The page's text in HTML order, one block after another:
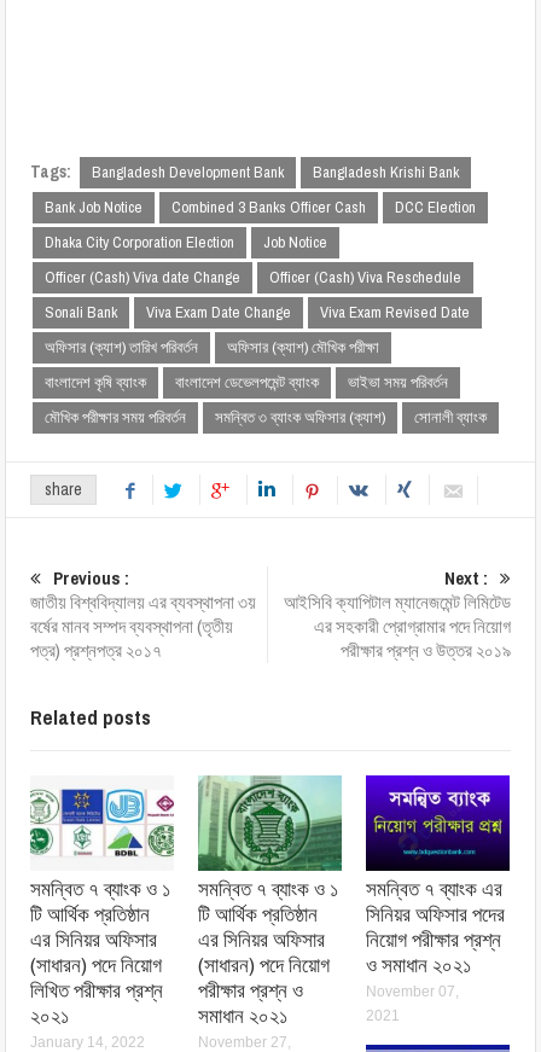
Tags: Bangladesh Development Bank
Bangladesh Krishi Bank
Bank Job Notice
Combined 3 Banks Officer Cash
DCC Election
Dhaka City Corporation Election
Job Notice
Officer (Cash) Viva date Change
Officer (Cash) Viva Reschedule
Sonali Bank
Viva Exam Date Change
Viva Exam Revised Date
অফিসার (ক্যাশ) তারিখ পরিবর্তন
অফিসার (ক্যাশ) মৌখিক পরীক্ষা
বাংলাদেশ কৃষি ব্যাংক
বাংলাদেশ ডেভেলপমেন্ট ব্যাংক
ভাইভা সময় পরিবর্তন
মৌখিক পরীক্ষার সময় পরিবর্তন
সমন্বিত ৩ ব্যাংক অফিসার (ক্যাশ) সোনালী ব্যাংক
share
Previous :
জাতীয় বিশ্ববিদ্যালয় এর ব্যবস্থাপনা ৩য়
বর্ষের মানব সম্পদ ব্যবস্থাপনা (তৃতীয়
পত্র) প্রশ্নপত্র ২০১৭
Next :
আইসিবি ক্যাপিটাল ম্যানেজমেন্ট লিমিটেড
এর সহকারী প্রোগ্রামার পদে নিয়োগ
পরীক্ষার প্রশ্ন ও উত্তর ২০১৯
Related posts
সমন্বিত ৭ ব্যাংক ও ১
টি আর্থিক প্রতিষ্ঠান
এর সিনিয়র অফিসার
(সাধারন) পদে নিয়োগ
লিখিত পরীক্ষার প্রশ্ন
২০২১
January 14, 2022
সমন্বিত ৭ ব্যাংক ও ১
টি আর্থিক প্রতিষ্ঠান
এর সিনিয়র অফিসার
(সাধারন) পদে নিয়োগ
পরীক্ষার প্রশ্ন ও
সমাধান ২০২১
November 27,
সমন্বিত ৭ ব্যাংক এর
সিনিয়র অফিসার পদের
নিয়োগ পরীক্ষার প্রশ্ন
ও সমাধান ২০২১
November 07,
2021